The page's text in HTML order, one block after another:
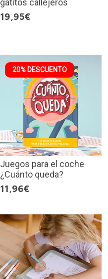
gatitos callejeros
19,95€
20% DESCUENTO
Juegos para el coche
¿Cuánto queda?
11,96€